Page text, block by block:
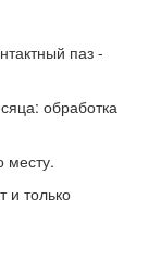
паз -
обработка
месту.
и только